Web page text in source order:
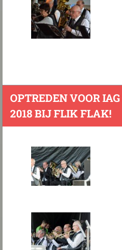
OPTREDEN VOOR
2018 BIJ FLIK FLAK!